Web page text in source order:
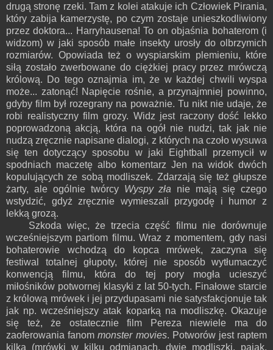
drugą stronę rzeki. Tam z kolei atakuje ich Człowiek Pirania,
który zabija kamerzystę, po czym zostaje unieszkodliwiony
przez doktora... Harryhausena! To on objaśnia bohaterom (i
widzom) w jaki sposób małe insekty urosły do olbrzymich
rozmiarów. Opowiada też o wyspiarskim plemieniu, które
siłą zostało zwerbowane do ciężkiej pracy przez mrówczą
królową. Do tego oznajmia im, że w każdej chwili wyspa
może... zatonąć! Napięcie rośnie, a przynajmniej powinno,
gdyby film był rozegrany na poważnie. Tu nikt nie udaje, że
robi realistyczny film grozy. Widz jest raczony dość lekko
poprowadzoną akcją, która na ogół nie nudzi, tak jak nie
nudzą zręcznie napisane dialogi, z których na czoło wysuwa
się ten dotyczący sposobu w jaki Eightball przemycił w
spodniach maczetę albo komentarz Jen na widok dwóch
kopulujących ze sobą modliszek. Zdarzają się też głupsze
żarty, ale ogólnie twórcy Wyspy zła nie mają się czego
wstydzić, gdyż zręcznie wymieszali przygodę i humor z
lekką grozą.
Szkoda więc, że trzecia część filmu nie dorównuje
wcześniejszym partiom filmu. Wraz z momentem, gdy nasi
bohaterowie wchodzą do kopca mrówek, zaczyna się
festiwal totalnej głupoty, której nie sposób wytłumaczyć
konwencją filmu, która do tej pory mogła ucieszyć
miłośników potwornej klasyki z lat 50-tych. Finałowe starcie
z królową mrówek i jej przydupasami nie satysfakcjonuje tak
jak np. wcześniejszy atak koparką na modliszkę. Okazuje
się też, że ostatecznie film Pereza niewiele ma do
zaoferowania fanommonster movies. Potworów jest raptem
kilka (mrówki w kilku odmianach, dwie modliszki, pająk,